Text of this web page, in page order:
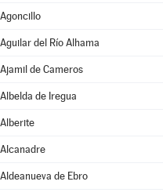
Agoncillo
Aguilar del Río Alhama
Ajamil de Cameros
Albelda de Iregua
Alberite
Alcanadre
Aldeanueva de Ebro